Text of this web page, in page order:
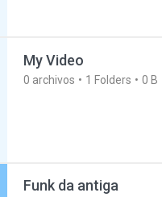
My Video
0 archivos 1 Folders 0 B
Funk da antiga